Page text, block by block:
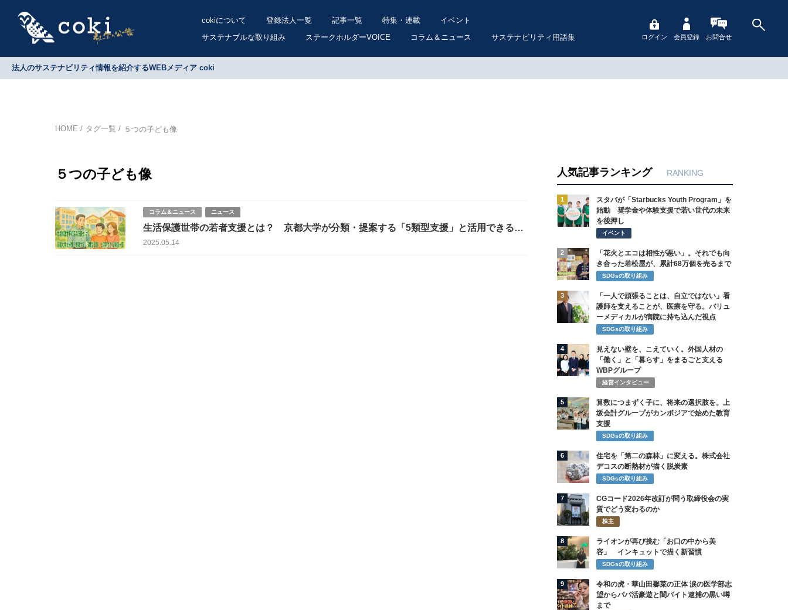
cokiについて 登録法人一覧 記事一覧 特集・連載
イベント
サステナブルな取り組み
ステークホルダーVOICE コラム＆ニュース サステナビリティ用語集 ログイン 会員登録 お問合せ
法人のサステナビリティ情報を紹介するWEBメディア coki
HOME タグ一覧 ５つの子ども像
５つの子ども像
コラム＆ニュース ニュース
生活保護世帯の若者支援とは？ 京都大学が分類・提案する「5類型支援」と活用できる制
度一覧
2025.05.14
人気記事ランキング RANKING
1
スタバが「Starbucks Youth Program」を
始動 奨学金や体験支援で若い世代の未来
を後押し
イベント
2
「花火とエコは相性が悪い」。それでも向
き合った若松屋が、累計68万個を売るまで
SDGsの取り組み
3
「一人で頑張ることは、自立ではない」看
護師を支えることが、医療を守る。バリュ
ーメディカルが病院に持ち込んだ視点
SDGsの取り組み
4
見えない壁を、こえていく。外国人材の
「働く」と「暮らす」をまるごと支える
WBPグループ
経営インタビュー
5
算数につまずく子に、将来の選択肢を。上
坂会計グループがカンボジアで始めた教育
支援
SDGsの取り組み
6
住宅を「第二の森林」に変える。株式会社
デコスの断熱材が描く脱炭素
SDGsの取り組み
7
CGコード2026年改訂が問う取締役会の実
質でどう変わるのか
株主
8
ライオンが再び挑む「お口の中から美
容」 インキュットで描く新習慣
SDGsの取り組み
9
令和の虎・華山田馨菜の正体 涙の医学部志
望からパパ活豪遊と闇バイト逮捕の黒い噂
まで